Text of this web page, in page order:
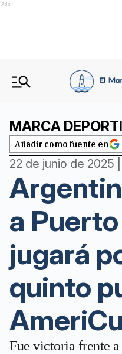
Ads
MARCA
Añadir como fuente en
22 de junio de 2025
a
jugará
quinto
Fue victoria frente